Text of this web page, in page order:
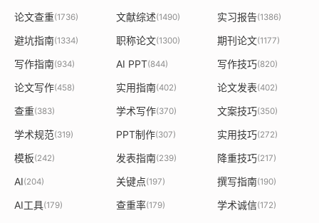
论文查重(1736) 文献综述(1490) 实习报告(1386)
避坑指南(1334) 职称论文(1300) 期刊论文(1177)
写作指南(934) AI PPT(844) 写作技巧(820)
论文写作(458) 实用指南(402) 论文发表(402)
查重(383) 学术写作(370) 文案技巧(350)
学术规范(319) PPT制作(307) 实用技巧(272)
模板(242) 发表指南(239) 降重技巧(217)
AI(204) 关键点(197) 撰写指南(190)
AI工具(179) 查重率(179) 学术诚信(172)